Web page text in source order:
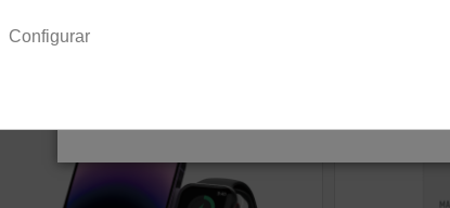
15,51 €
Configurar